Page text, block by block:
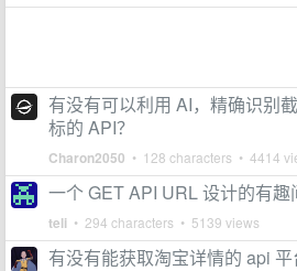
有没有可以利用 AI，精确识别
标的 API？
Charon2050 • 128 characters • 4414
一个 GET API URL 设计的有趣
teli • 294 characters • 5139 views
有没有能获取淘宝详情的 api 平